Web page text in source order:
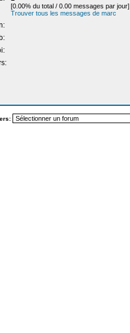
[0.00% du total / 0.00 messages par jour]
Trouver tous les messages de marc